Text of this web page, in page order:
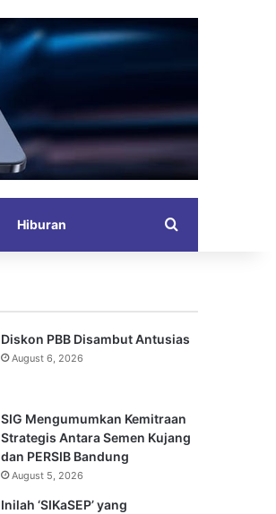
Hiburan
Diskon PBB Disambut Antusias
August 6, 2026
SIG Mengumumkan Kemitraan
Strategis Antara Semen Kujang
dan PERSIB Bandung
August 5, 2026
Inilah ‘SIKaSEP’ yang